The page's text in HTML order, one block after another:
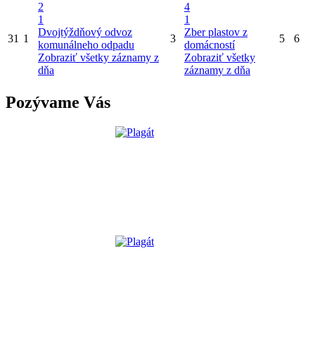
31 1
2
1
Dvojtýždňový odvoz
komunálneho odpadu
Zobraziť všetky záznamy z
dňa
3
4
1
Zber plastov z
domácností
Zobraziť všetky
záznamy z dňa
5 6
Pozývame Vás